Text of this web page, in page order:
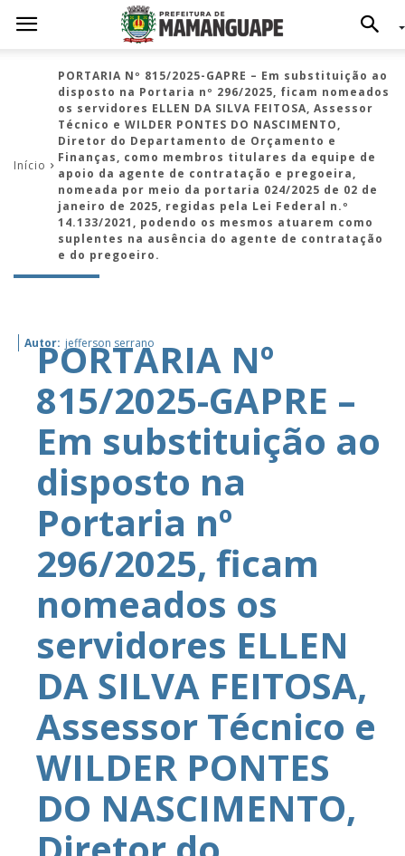
Início
PORTARIA Nº 815/2025-GAPRE – Em substituição ao
disposto na Portaria nº 296/2025, ficam nomeados
os servidores ELLEN DA SILVA FEITOSA, Assessor
Técnico e WILDER PONTES DO NASCIMENTO,
Diretor do Departamento de Orçamento e
Finanças, como membros titulares da equipe de
apoio da agente de contratação e pregoeira,
nomeada por meio da portaria 024/2025 de 02 de
janeiro de 2025, regidas pela Lei Federal n.º
14.133/2021, podendo os mesmos atuarem como
suplentes na ausência do agente de contratação
e do pregoeiro.
Autor: jefferson serrano
PORTARIA Nº
815/2025-GAPRE –
Em substituição ao
disposto na
Portaria nº
296/2025, ficam
nomeados os
servidores ELLEN
DA SILVA FEITOSA,
Assessor Técnico e
WILDER PONTES
DO NASCIMENTO,